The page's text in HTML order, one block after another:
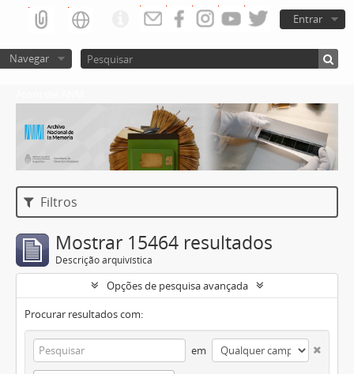
Entrar
Navegar
Filtros
Mostrar 15464 resultados
Descrição arquivística
Opções de pesquisa avançada
Procurar resultados com:
em